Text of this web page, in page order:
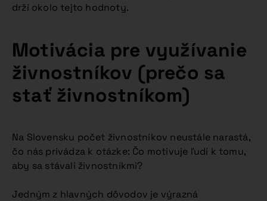
drží okolo tejto hodnoty.​
Motivácia pre využívanie
živnostníkov (prečo sa
stať živnostníkom)
Na Slovensku počet živnostníkov neustále narastá,
čo nás privádza k otázke: Čo motivuje ľudí k tomu,
aby sa stávali živnostníkmi?
Jedným z hlavných dôvodov je výrazná